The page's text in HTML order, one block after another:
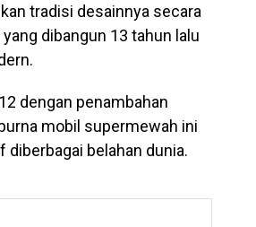
tradisi desainnya secara
dibangun 13 tahun lalu
dengan penambahan
mobil supermewah ini
belahan dunia.